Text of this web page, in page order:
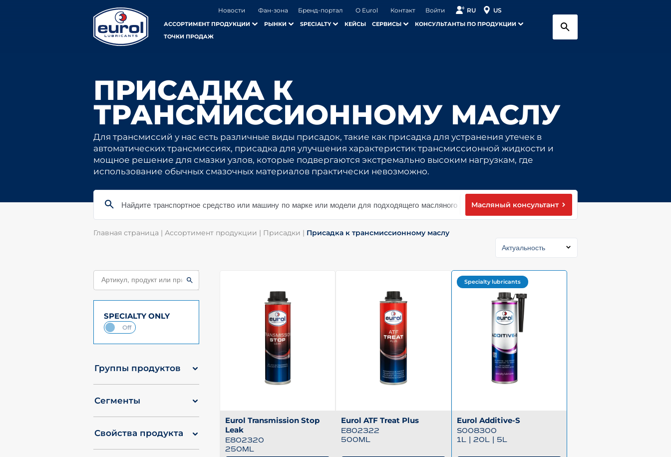
Новости Фан-зона Бренд-портал О Eurol Контакт Войти RU US
АССОРТИМЕНТ ПРОДУКЦИИ РЫНКИ SPECIALTY КЕЙСЫ СЕРВИСЫ
КОНСУЛЬТАНТЫ ПО ПРОДУКЦИИ
ТОЧКИ ПРОДАЖ
ПРИСАДКА К
ТРАНСМИССИОННОМУ МАСЛУ
Для трансмиссий у нас есть различные виды присадок, такие как присадка для устранения утечек в
автоматических трансмиссиях, присадка для улучшения характеристик трансмиссионной жидкости и
мощное решение для смазки узлов, которые подвергаются экстремально высоким нагрузкам, где
использование обычных смазочных материалов практически невозможно.
Найдите транспортное средство или машину по марке или модели для подходящего масляного советаМасляный консультант
Главная страница |Ассортимент продукции | Присадки | Присадка к трансмиссионному маслу
Актуальность
SPECIALTY ONLY
Группы продуктов
Сегменты
Свойства продукта
Eurol Transmission Stop
Leak
E802320
250ML
Eurol ATF Treat Plus
E802322
500ML
Specialty lubricants
Eurol Additive-S
S008300
1L
20L 5L